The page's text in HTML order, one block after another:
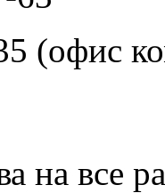
(офис
на все